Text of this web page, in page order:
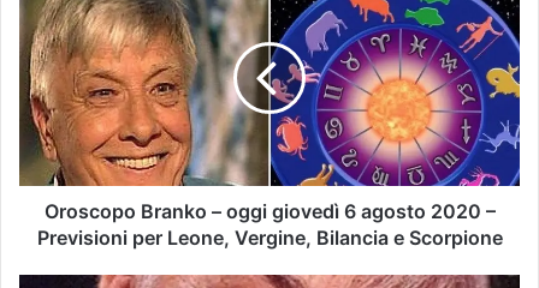
Oroscopo Branko – oggi giovedì 6 agosto 2020 –
Previsioni per Leone, Vergine, Bilancia e Scorpione